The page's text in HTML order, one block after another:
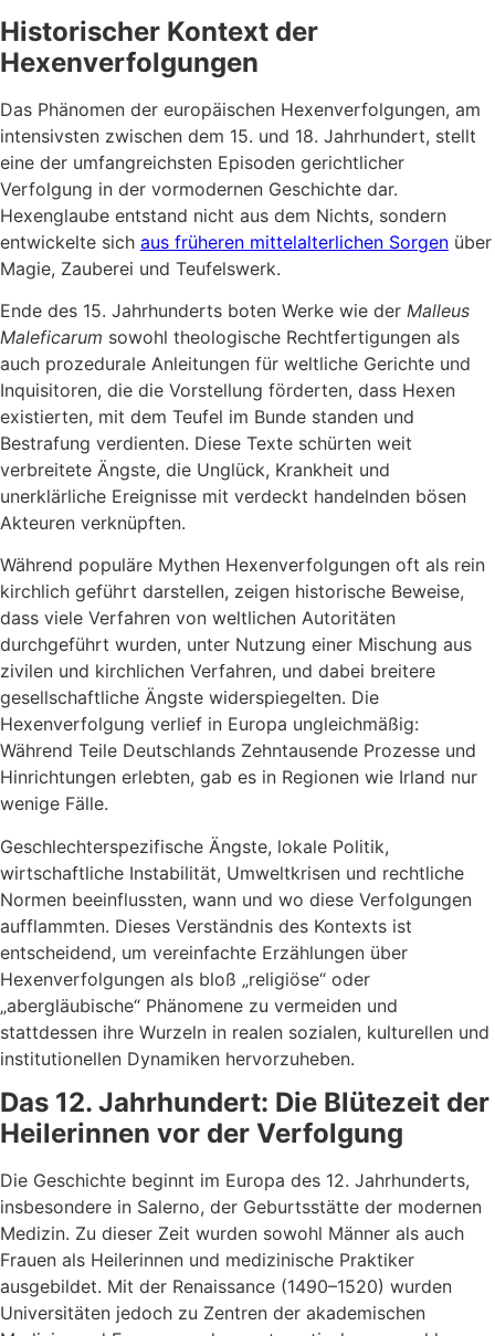
Historischer Kontext der
Hexenverfolgungen
Das Phänomen der europäischen Hexenverfolgungen, am
intensivsten zwischen dem 15. und 18. Jahrhundert, stellt
eine der umfangreichsten Episoden gerichtlicher
Verfolgung in der vormodernen Geschichte dar.
Hexenglaube entstand nicht aus dem Nichts, sondern
entwickelte sich aus früheren mittelalterlichen Sorgen über
Magie, Zauberei und Teufelswerk.
Ende des 15. Jahrhunderts boten Werke wie der Malleus
Maleficarum sowohl theologische Rechtfertigungen als
auch prozedurale Anleitungen für weltliche Gerichte und
Inquisitoren, die die Vorstellung förderten, dass Hexen
existierten, mit dem Teufel im Bunde standen und
Bestrafung verdienten. Diese Texte schürten weit
verbreitete Ängste, die Unglück, Krankheit und
unerklärliche Ereignisse mit verdeckt handelnden bösen
Akteuren verknüpften.
Während populäre Mythen Hexenverfolgungen oft als rein
kirchlich geführt darstellen, zeigen historische Beweise,
dass viele Verfahren von weltlichen Autoritäten
durchgeführt wurden, unter Nutzung einer Mischung aus
zivilen und kirchlichen Verfahren, und dabei breitere
gesellschaftliche Ängste widerspiegelten. Die
Hexenverfolgung verlief in Europa ungleichmäßig:
Während Teile Deutschlands Zehntausende Prozesse und
Hinrichtungen erlebten, gab es in Regionen wie Irland nur
wenige Fälle.
Geschlechterspezifische Ängste, lokale Politik,
wirtschaftliche Instabilität, Umweltkrisen und rechtliche
Normen beeinflussten, wann und wo diese Verfolgungen
aufflammten. Dieses Verständnis des Kontexts ist
entscheidend, um vereinfachte Erzählungen über
Hexenverfolgungen als bloß „religiöse“ oder
„abergläubische“ Phänomene zu vermeiden und
stattdessen ihre Wurzeln in realen sozialen, kulturellen und
institutionellen Dynamiken hervorzuheben.
Das 12. Jahrhundert: Die Blütezeit der
Heilerinnen vor der Verfolgung
Die Geschichte beginnt im Europa des 12. Jahrhunderts,
insbesondere in Salerno, der Geburtsstätte der modernen
Medizin. Zu dieser Zeit wurden sowohl Männer als auch
Frauen als Heilerinnen und medizinische Praktiker
ausgebildet. Mit der Renaissance (1490–1520) wurden
Universitäten jedoch zu Zentren der akademischen